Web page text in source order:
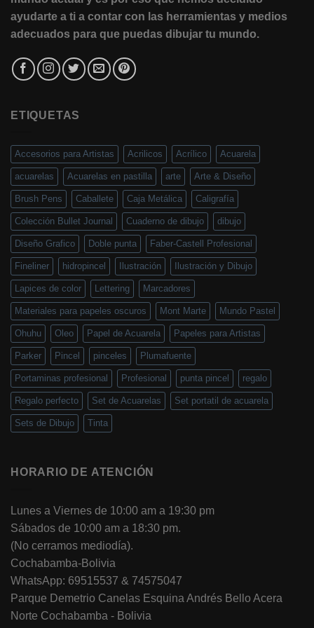
ayudarte a ti a contar con las herramientas y medios
adecuados para que puedas dibujar tu mundo.
ETIQUETAS
Accesorios para Artistas Acrilicos Acrílico Acuarela
acuarelas Acuarelas en pastilla arte Arte & Diseño
Brush Pens Caballete Caja Metálica Caligrafía
Colección Bullet Journal Cuaderno de dibujo dibujo
Diseño Grafico Doble punta Faber-Castell Profesional
Fineliner hidropincel Ilustración Ilustración y Dibujo
Lapices de color Lettering Marcadores
Materiales para papeles oscuros Mont Marte Mundo Pastel
Ohuhu Oleo Papel de Acuarela Papeles para Artistas
Parker Pincel pinceles Plumafuente
Portaminas profesional Profesional punta pincel regalo
Regalo perfecto Set de Acuarelas Set portatil de acuarela
Sets de Dibujo Tinta
HORARIO DE ATENCIÓN
Lunes a Viernes de 10:00 am a 19:30 pm
Sábados de 10:00 am a 18:30 pm.
(No cerramos mediodía).
Cochabamba-Bolivia
WhatsApp: 69515537 & 74575047
Parque Demetrio Canelas Esquina Andrés Bello Acera
Norte Cochabamba - Bolivia